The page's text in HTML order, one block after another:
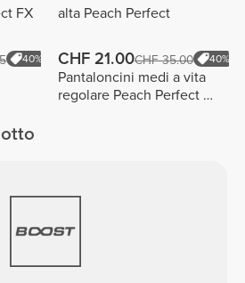
FX
alta Peach Perfect
40% CHF 21.00CHF 35.00 40%
Pantaloncini medi a vita
regolare Peach Perfect FX